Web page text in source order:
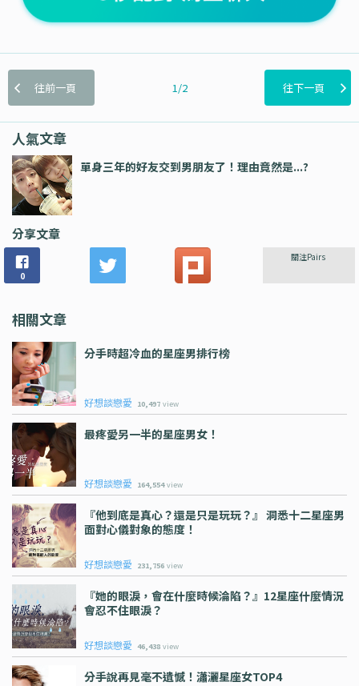
往前一頁 1/2 往下一頁
人氣文章
單身三年的好友交到男朋友了！理由竟然是...?
分享文章
0
關注Pairs
相關文章
分手時超冷血的星座男排行榜
好想談戀愛 10,497 view
最疼愛另一半的星座男女！
好想談戀愛 164,554 view
『他到底是真心？還是只是玩玩？』 洞悉十二星座男
面對心儀對象的態度！
好想談戀愛 231,756 view
『她的眼淚，會在什麼時候淪陷？』12星座什麼情況
會忍不住眼淚？
好想談戀愛 46,438 view
分手說再見毫不遺憾！瀟灑星座女TOP4